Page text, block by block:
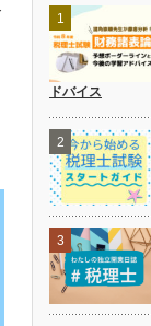
1
ドバイス
2
3